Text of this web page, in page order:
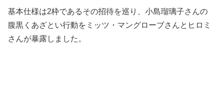
基本仕様は2枠であるその招待を巡り、小島瑠璃子さんの
腹黒くあざとい行動をミッツ・マングローブさんとヒロミ
さんが暴露しました。